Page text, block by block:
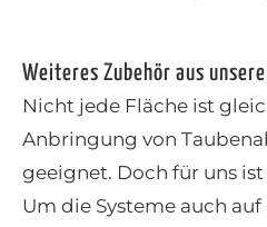
Weiteres Zubehör aus
Nicht jede Fläche ist
Anbringung von
geeignet. Doch für uns
Um die Systeme auch